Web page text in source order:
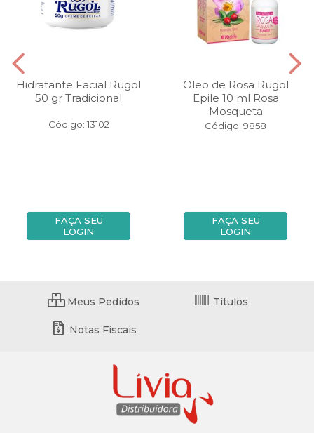
Hidratante Facial Rugol
50 gr Tradicional
Código: 13102
FAÇA SEU
LOGIN
Oleo de Rosa Rugol
Epile 10 ml Rosa
Mosqueta
Código: 9858
FAÇA SEU
LOGIN
Meus Pedidos Títulos
Notas Fiscais